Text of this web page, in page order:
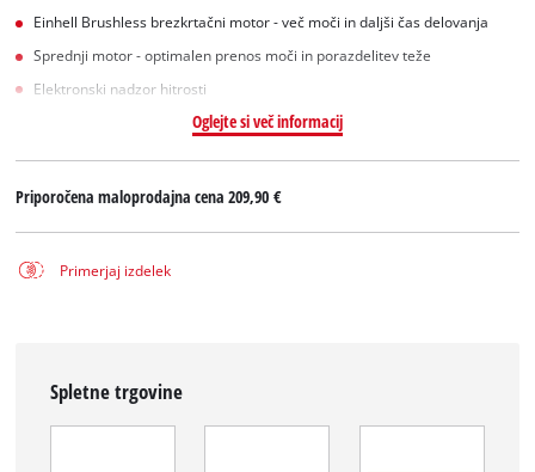
Einhell Brushless brezkrtačni motor - več moči in daljši čas delovanja
Sprednji motor - optimalen prenos moči in porazdelitev teže
Elektronski nadzor hitrosti
Oglejte si več informacij
Priporočena maloprodajna cena209,90 €
Primerjaj izdelek
Spletne trgovine